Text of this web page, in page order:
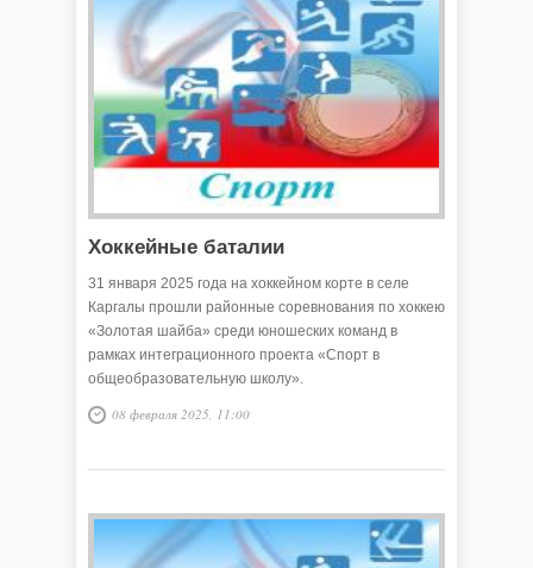
Хоккейные баталии
31 января 2025 года на хоккейном корте в селе
Каргалы прошли районные соревнования по хоккею
«Золотая шайба» среди юношеских команд в
рамках интеграционного проекта «Спорт в
общеобразовательную школу».
08 февраля 2025, 11:00